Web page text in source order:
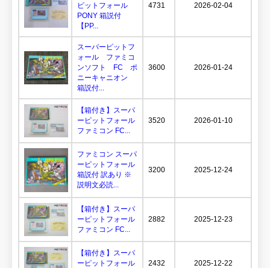
ピットフォール
PONY 箱説付
【PP...
4731 2026-02-04
スーパーピットフ
ォール ファミコ
ンソフト FC ポ
ニーキャニオン
箱説付...
3600 2026-01-24
【箱付き】スーパ
ーピットフォール
ファミコン FC...
3520 2026-01-10
ファミコン スーパ
ーピットフォール
箱説付 訳あり ※
説明文必読...
3200 2025-12-24
【箱付き】スーパ
ーピットフォール
ファミコン FC...
2882 2025-12-23
【箱付き】スーパ
ーピットフォール
2432 2025-12-22